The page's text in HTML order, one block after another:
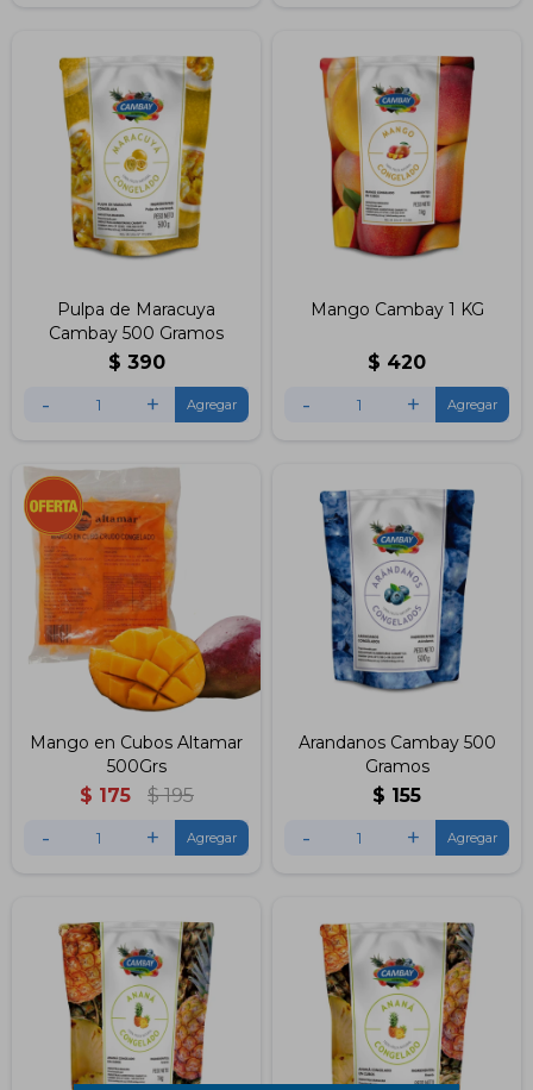
Pulpa de Maracuya
Cambay 500 Gramos
$ 390
- +
Mango Cambay 1 KG
$ 420
- +
Mango en Cubos Altamar
500Grs
$ 175 $ 195
- +
Arandanos Cambay 500
Gramos
$ 155
- +